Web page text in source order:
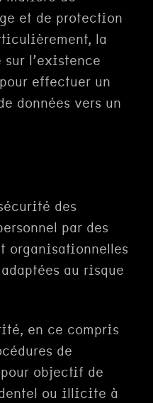
et de protection
la
l’existence
effectuer un
données vers un
des
par des
organisationnelles
au risque
en ce compris
de
objectif de
ou illicite à